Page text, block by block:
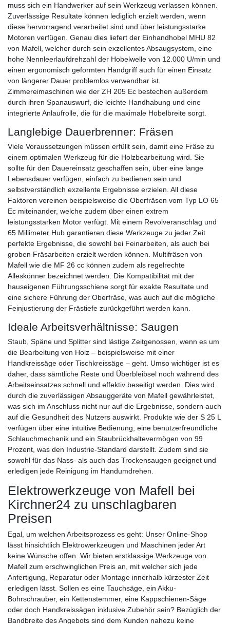
muss sich ein Handwerker auf sein Werkzeug verlassen können.
Zuverlässige Resultate können lediglich erzielt werden, wenn
diese hervorragend verarbeitet sind und über leistungsstarke
Motoren verfügen. Genau dies liefert der Einhandhobel MHU 82
von Mafell, welcher durch sein exzellentes Absaugsystem, eine
hohe Nennleerlaufdrehzahl der Hobelwelle von 12.000 U/min und
einen ergonomisch geformten Handgriff auch für einen Einsatz
von längerer Dauer problemlos verwendbar ist.
Zimmereimaschinen wie der ZH 205 Ec bestechen außerdem
durch ihren Spanauswurf, die leichte Handhabung und eine
integrierte Anlaufrolle, die für die maximale Hobelbreite sorgt.
Langlebige Dauerbrenner: Fräsen
Viele Voraussetzungen müssen erfüllt sein, damit eine Fräse zu
einem optimalen Werkzeug für die Holzbearbeitung wird. Sie
sollte für den Dauereinsatz geschaffen sein, über eine lange
Lebensdauer verfügen, einfach zu bedienen sein und
selbstverständlich exzellente Ergebnisse erzielen. All diese
Faktoren vereinen beispielsweise die Oberfräsen vom Typ LO 65
Ec miteinander, welche zudem über einen extrem
leistungsstarken Motor verfügt. Mit einem Revolveranschlag und
65 Millimeter Hub garantieren diese Werkzeuge zu jeder Zeit
perfekte Ergebnisse, die sowohl bei Feinarbeiten, als auch bei
groben Fräsarbeiten erzielt werden können. Multifräsen von
Mafell wie die MF 26 cc können zudem als regelrechte
Alleskönner bezeichnet werden. Die Kompatibilität mit der
hauseigenen Führungsschiene sorgt für exakte Resultate und
eine sichere Führung der Oberfräse, was auch auf die mögliche
Feinjustierung der Frästiefe zurückgeführt werden kann.
Ideale Arbeitsverhältnisse: Saugen
Staub, Späne und Splitter sind lästige Zeitgenossen, wenn es um
die Bearbeitung von Holz – beispielsweise mit einer
Handkreissäge oder Tischkreissäge – geht. Umso wichtiger ist es
daher, dass sämtliche Reste und Überbleibsel noch während des
Arbeitseinsatzes schnell und effektiv beseitigt werden. Dies wird
durch die zuverlässigen Absauggeräte von Mafell gewährleistet,
was sich im Anschluss nicht nur auf die Ergebnisse, sondern auch
auf die Gesundheit des Nutzers auswirkt. Produkte wie der S 25 L
verfügen über eine intuitive Bedienung, eine benutzerfreundliche
Schlauchmechanik und ein Staubrückhaltevermögen von 99
Prozent, was den Industrie-Standard darstellt. Zudem sind sie
sowohl für das Nass- als auch das Trockensaugen geeignet und
erledigen jede Reinigung im Handumdrehen.
Elektrowerkzeuge von Mafell bei
Kirchner24 zu unschlagbaren
Preisen
Egal, um welchen Arbeitsprozess es geht: Unser Online-Shop
lässt hinsichtlich Elektrowerkzeugen und Maschinen jeder Art
keine Wünsche offen. Wir bieten erstklassige Werkzeuge von
Mafell zum erschwinglichen Preis an, mit welcher sich jede
Anfertigung, Reparatur oder Montage innerhalb kürzester Zeit
erledigen lässt. Sollen es eine Tauchsäge, ein Akku-
Bohrschrauber, ein Kettenstemmer, eine Kappschienen-Säge
oder doch Handkreissägen inklusive Zubehör sein? Bezüglich der
Bandbreite des Angebots sind dem Kunden nahezu keine